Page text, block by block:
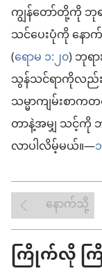
ကျွန်တော်တို့ကို ဘုရ
သင်ပေးပုံကို နောက်
(ရောမ ၁:၂၀) ဘုရ
သွန်သင်ရာကိုလည်း
သမ္မာကျမ်းစာက
တာနဲ့အမျှ သင့်ကို
လာပါလိမ့်မယ်။—
နောက်သို့
ကြိုက်လို ကြိုက်